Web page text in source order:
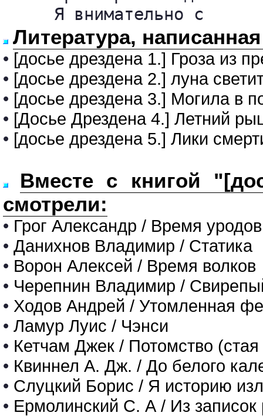
     Я внимательно с
Литература,
• [досье дрездена 1.] Гроза из
• [досье дрездена 2.] луна
• [досье дрездена 3.] Могила в
• [Досье Дрездена 4.] Летний
• [досье дрездена 5.] Лики
Вместе с книгой
смотрели:
• Грог Александр / Время уродов
• Данихнов Владимир / Статика
• Ворон Алексей / Время волков
• Черепнин Владимир /
• Ходов Андрей / Утомленная
• Ламур Луис / Чэнси
• Кетчам Джек / Потомство (стая
• Квиннел А. Дж. / До белого
• Слуцкий Борис / Я историю
• Ермолинский С. А / Из записок